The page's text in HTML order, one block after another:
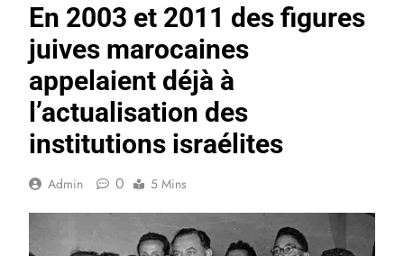
En 2003 et 2011 des figures
juives marocaines
appelaient déjà à
l’actualisation des
institutions israélites
Admin 0 5 Mins